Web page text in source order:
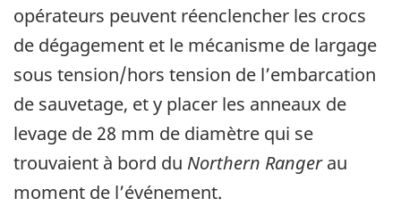
opérateurs peuvent réenclencher les crocs
de dégagement et le mécanisme de largage
sous tension/hors tension de l’embarcation
de sauvetage, et y placer les anneaux de
levage de 28 mm de diamètre qui se
trouvaient à bord du Northern Rangerau
moment de l’événement.